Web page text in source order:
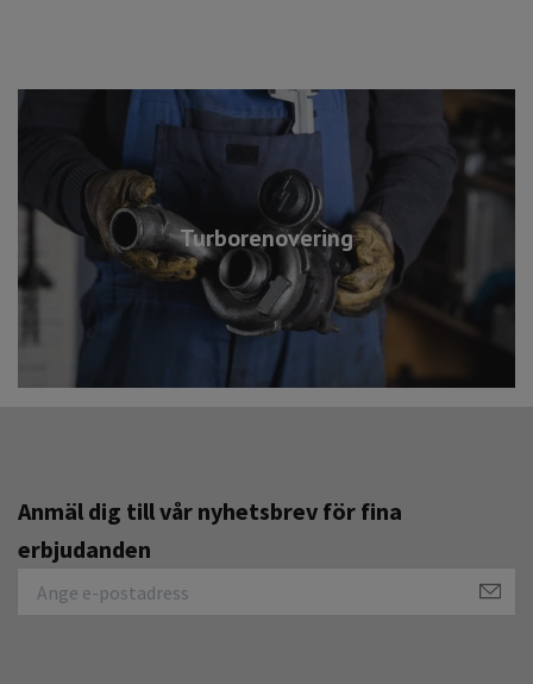
Turborenovering
Anmäl dig till vår nyhetsbrev för fina
erbjudanden